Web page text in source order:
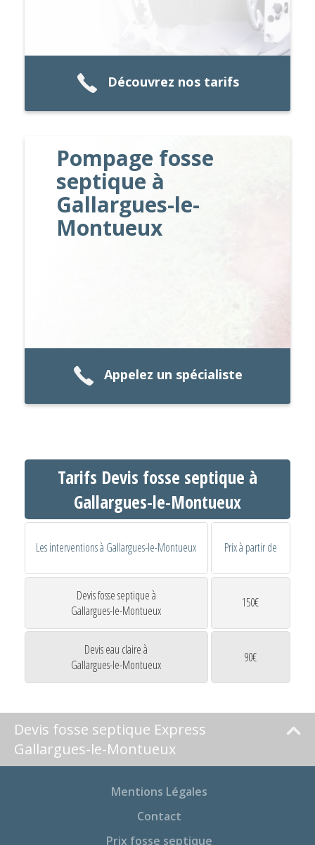
Découvrez nos tarifs
Pompage fosse
septique à
Gallargues-le-
Montueux
Appelez un spécialiste
Tarifs Devis fosse septique à
Gallargues-le-Montueux
Les interventions à Gallargues-le-Montueux Prix à partir de
Devis fosse septique à
Gallargues-le-Montueux
150€
Devis eau claire à
Gallargues-le-Montueux
90€
Devis fosse septique Express
Gallargues-le-Montueux
Mentions Légales
Contact
Prix fosse septique